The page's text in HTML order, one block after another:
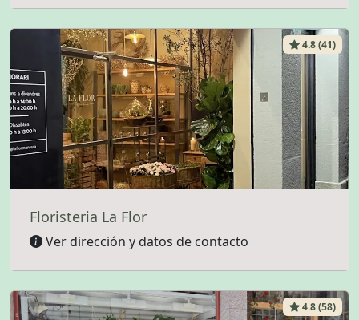
4.8 (41)
Floristeria La Flor
Ver dirección y datos de contacto
4.8 (58)